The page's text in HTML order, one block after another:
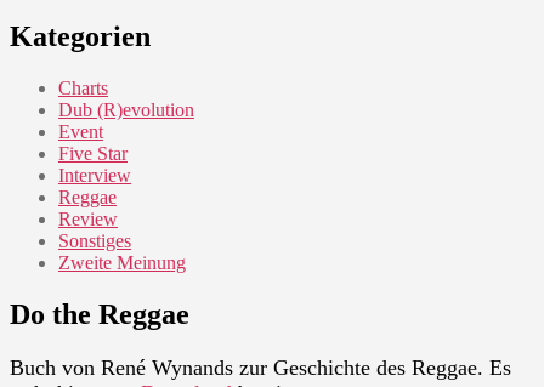
Kategorien
Charts
Dub (R)evolution
Event
Five Star
Interview
Reggae
Review
Sonstiges
Zweite Meinung
Do the Reggae
Buch von René Wynands zur Geschichte des Reggae. Es